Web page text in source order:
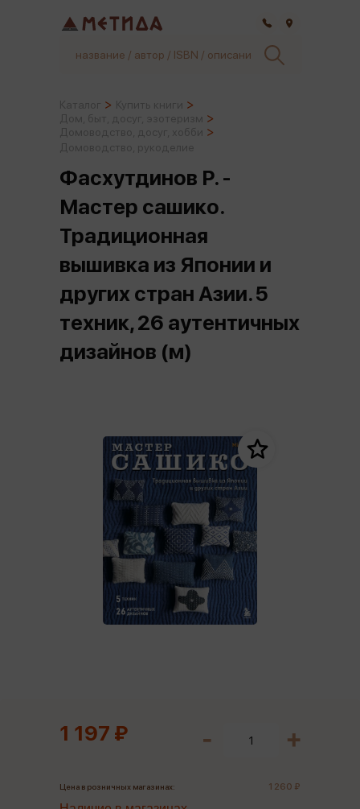
Фасхутдинов Р. -
Мастер сашико.
Традиционная
вышивка из Японии и
других стран Азии. 5
техник, 26 аутентичных
дизайнов (м)
1 197 ₽
Цена в розничных магазинах: 1 260 ₽